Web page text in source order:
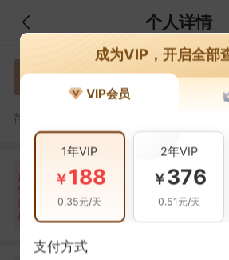
个人详情
黄 黄崟
简介：
风
险
扫
描
自身风险
暂无风险
关联风险
暂无风险
成为VIP，开启全部
VIP会员
1年VIP
￥188
0.35元/天
2年VIP
￥376
0.51元/天
支付方式